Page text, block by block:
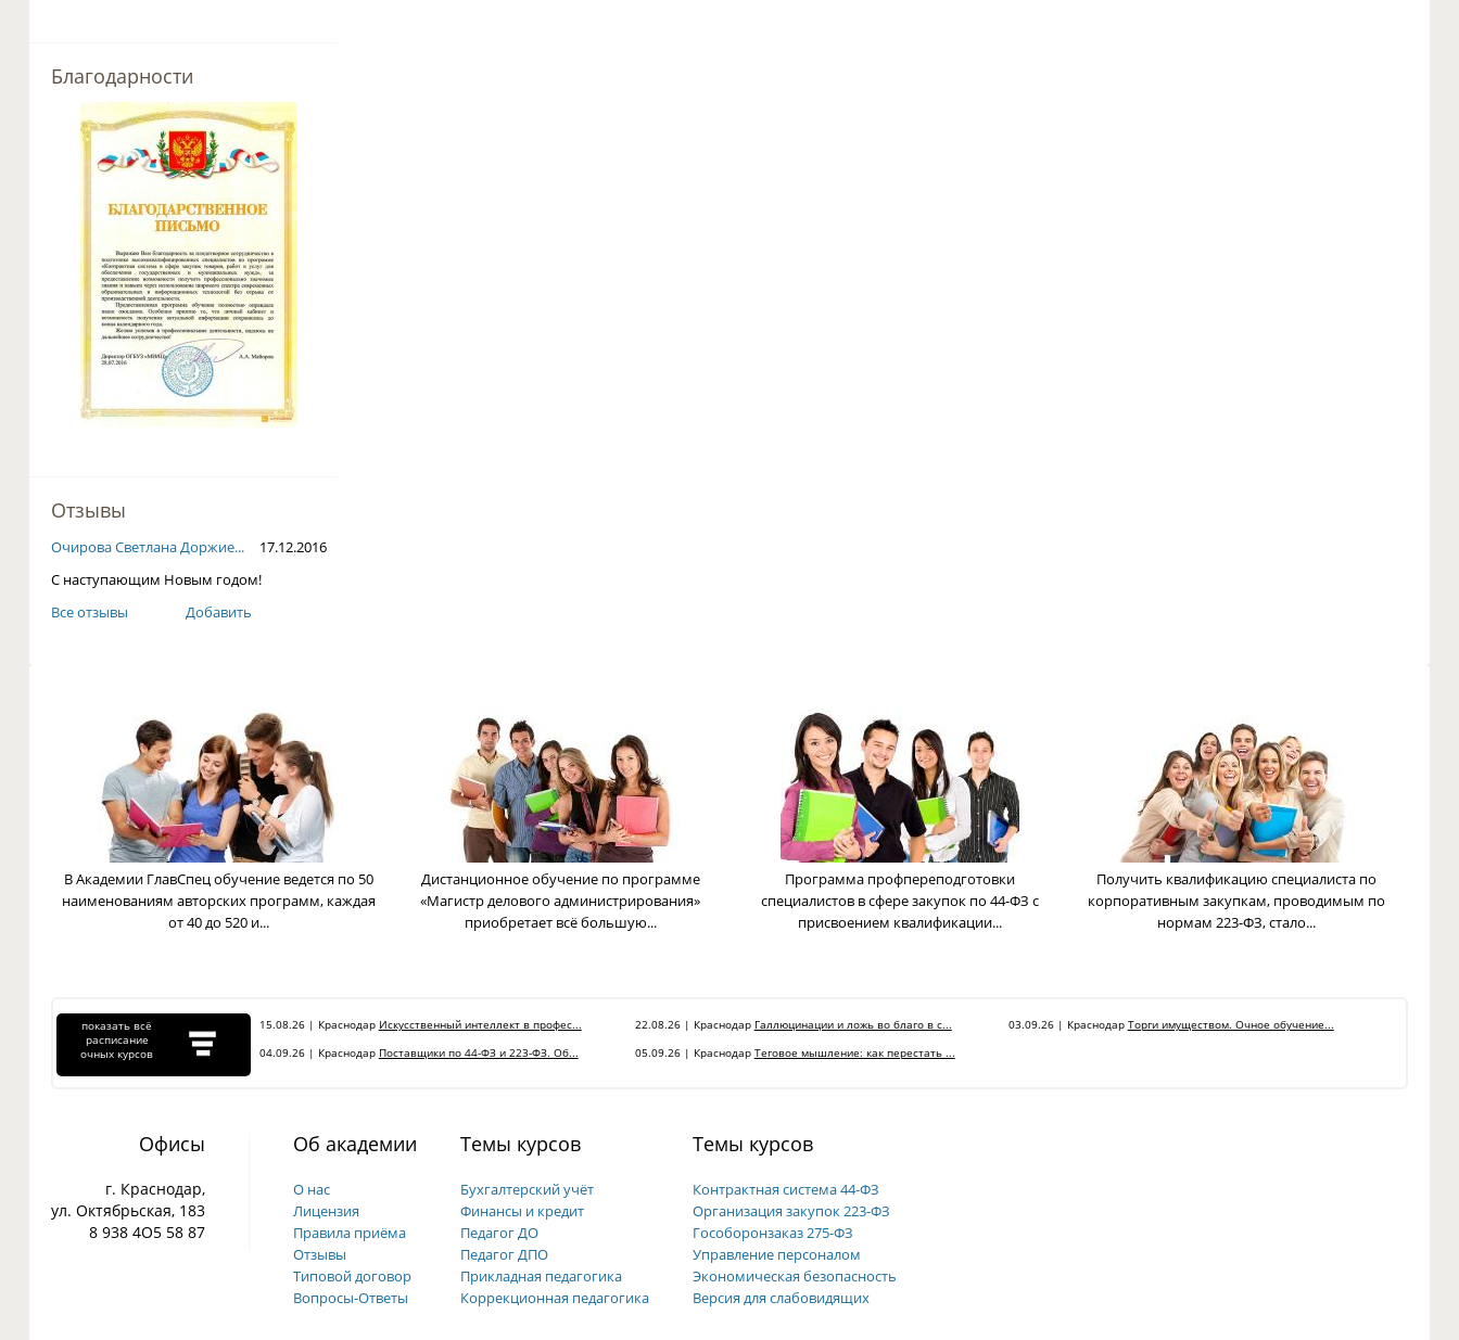
Благодарности
Отзывы
Очирова Светлана Доржие...
17.12.2016
С наступающим Новым годом!
Все отзывы
Добавить
В Академии ГлавСпец обучение ведется по 50
наименованиям авторских программ, каждая
от 40 до 520 и...
Дистанционное обучение по программе
«Магистр делового администрирования»
приобретает всё большую...
Программа профпереподготовки
cпециалистов в сфере закупок по 44-ФЗ с
присвоением квалификации...
Получить квалификацию специалиста по
корпоративным закупкам, проводимым по
нормам 223-ФЗ, стало...
показать всё
расписание
очных курсов
15.08.26 | Краснодар Искусственный интеллект в профес... 22.08.26 | Краснодар Галлюцинации и ложь во благо в с... 03.09.26 | Краснодар Торги имуществом. Очное обучение...
04.09.26 | Краснодар Поставщики по 44-ФЗ и 223-ФЗ. Об... 05.09.26 | Краснодар Теговое мышление: как перестать ...
Офисы
г. Краснодар,
ул. Октябрьская, 183
8 938 4О5 58 87
Об академии
О нас
Лицензия
Правила приёма
Отзывы
Типовой договор
Вопросы-Ответы
Темы курсов
Бухгалтерский учёт
Финансы и кредит
Педагог ДО
Педагог ДПО
Прикладная педагогика
Коррекционная педагогика
Темы курсов
Контрактная система 44-ФЗ
Организация закупок 223-ФЗ
Гособоронзаказ 275-ФЗ
Управление персоналом
Экономическая безопасность
Версия для слабовидящих